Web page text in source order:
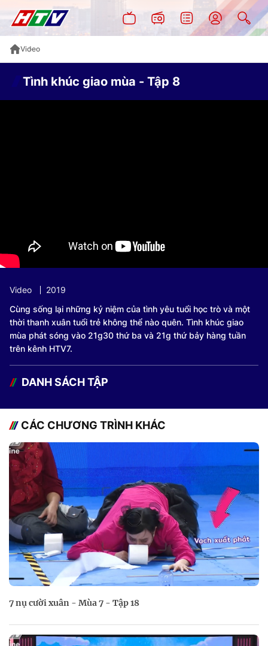
Video
Tình khúc giao mùa - Tập 8
Video
2019
Cùng sống lại những kỷ niệm của tình yêu tuổi học trò và một
thời thanh xuân tuổi trẻ không thể nào quên. Tình khúc giao
mùa phát sóng vào 21g30 thứ ba và 21g thứ bảy hàng tuần
trên kênh HTV7.
DANH SÁCH TẬP
CÁC CHƯƠNG TRÌNH KHÁC
7 nụ cười xuân - Mùa 7 - Tập 18